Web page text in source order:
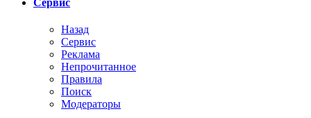
Назад
Сервис
Реклама
Непрочитанное
Правила
Поиск
Модераторы